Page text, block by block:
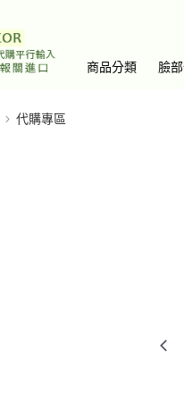
商品分類 臉
代購專區